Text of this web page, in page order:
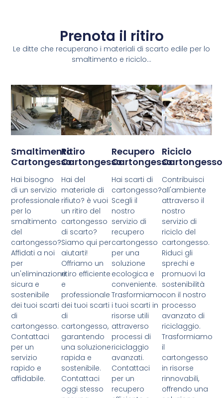
Prenota il ritiro
Le ditte che recuperano i materiali di scarto edile per lo
smaltimento e riciclo...
Smaltimento
Cartongesso
Hai bisogno
di un servizio
professionale
per lo
smaltimento
del
cartongesso?
Affidati a noi
per
un'eliminazione
sicura e
sostenibile
dei tuoi scarti
di
cartongesso.
Contattaci
per un
servizio
rapido e
affidabile.
Ritiro
Cartongesso
Hai del
materiale di
rifiuto? è vuoi
un ritiro del
cartongesso
di scarto?
Siamo qui per
aiutarti!
Offriamo un
ritiro efficiente
e
professionale
dei tuoi scarti
di
cartongesso,
garantendo
una soluzione
rapida e
sostenibile.
Contattaci
oggi stesso
Recupero
Cartongesso
Hai scarti di
cartongesso?
Scegli il
nostro
servizio di
recupero
cartongesso
per una
soluzione
ecologica e
conveniente.
Trasformiamo
i tuoi scarti in
risorse utili
attraverso
processi di
riciclaggio
avanzati.
Contattaci
per un
recupero
Riciclo
Cartongesso
Contribuisci
all'ambiente
attraverso il
nostro
servizio di
riciclo del
cartongesso.
Riduci gli
sprechi e
promuovi la
sostenibilità
con il nostro
processo
avanzato di
riciclaggio.
Trasformiamo
il
cartongesso
in risorse
rinnovabili,
offrendo una